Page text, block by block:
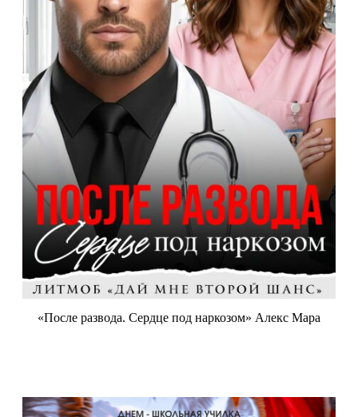
«После развода. Сердце под наркозом» Алекс Мара